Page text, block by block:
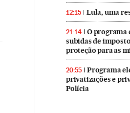
12:15 Lula, uma
21:14
O programa
subidas de
proteção para as
20:55
Programa
privatizações e
Polícia